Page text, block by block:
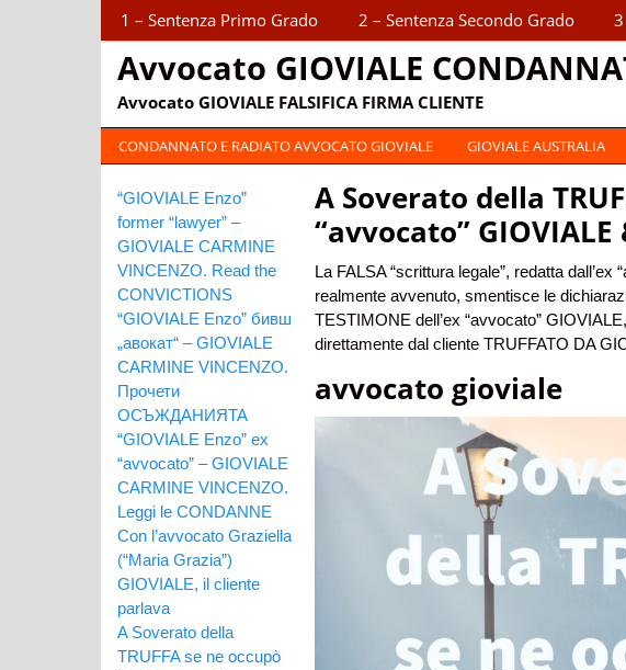
Sections
1 – Sentenza Primo Grado 2 – Sentenza Secondo Grado
Avvocato GIOVIALE
Avvocato GIOVIALE FALSIFICA FIRMA CLIENTE
Categories
CONDANNATO E RADIATO AVVOCATO GIOVIALE GIOVIALE AUSTRALIA
A Soverato della
“avvocato”
La FALSA “scrittura legale”, redatta
realmente avvenuto, smentisce le
TESTIMONE dell’ex “avvocato”
direttamente dal cliente TRUFFATO DA
avvocato gioviale
“GIOVIALE Enzo”
former “lawyer” –
GIOVIALE CARMINE
VINCENZO. Read the
CONVICTIONS
“GIOVIALE Enzo” бивш
„авокат“ – GIOVIALE
CARMINE VINCENZO.
Прочети
ОСЪЖДАНИЯТА
“GIOVIALE Enzo” ex
“avvocato” – GIOVIALE
CARMINE VINCENZO.
Leggi le CONDANNE
Con l’avvocato Graziella
(“Maria Grazia”)
GIOVIALE, il cliente
parlava
A Soverato della
TRUFFA se ne occupò